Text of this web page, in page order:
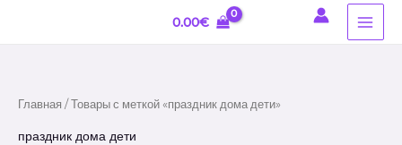
0.00€
Главная / Товары с меткой «праздник дома дети»
праздник дома дети